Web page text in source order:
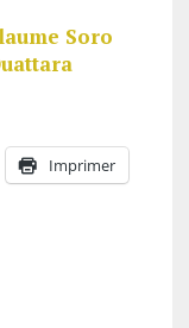
Soro
Imprimer